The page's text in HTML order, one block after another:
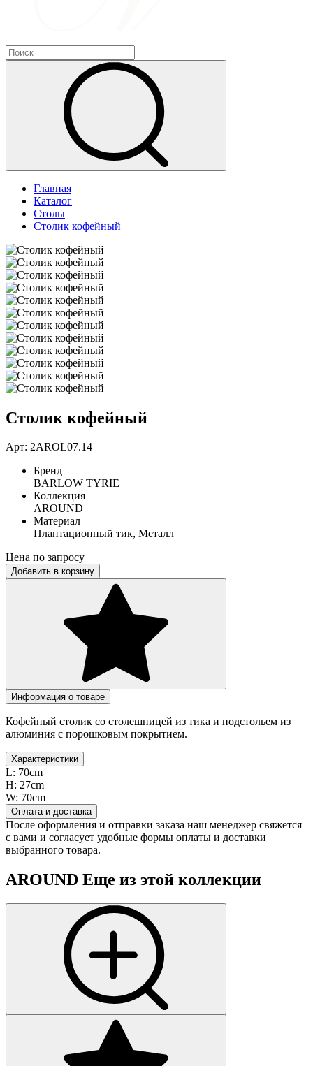
Главная
Каталог
Столы
Столик кофейный
Столик кофейный
Арт: 2AROL07.14
Бренд
BARLOW TYRIE
Коллекция
AROUND
Материал
Плантационный тик, Металл
Цена по запросу
Добавить в корзину
Информация о товаре
Кофейный столик со столешницей из тика и подстольем из
алюминия с порошковым покрытием.
Характеристики
L: 70cm
H: 27cm
W: 70cm
Оплата и доставка
После оформления и отправки заказа наш менеджер свяжется
с вами и согласует удобные формы оплаты и доставки
выбранного товара.
AROUND Еще из этой коллекции